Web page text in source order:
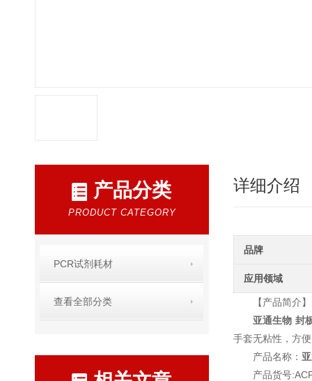
产品分类
PRODUCT CATEGORY
PCR试剂耗材
查看全部分类
详细介绍
品牌
应用领域
【产品简介
亚通生物 封
手套无粘性，方
产品名称：
产品货号